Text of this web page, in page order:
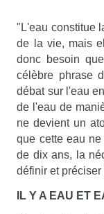
"L'eau constitue
de la vie, mais
donc besoin
célèbre phrase
débat sur l'eau
de l'eau de
ne devient un
que cette eau
de dix ans, la
définir et
IL Y A EAU ET